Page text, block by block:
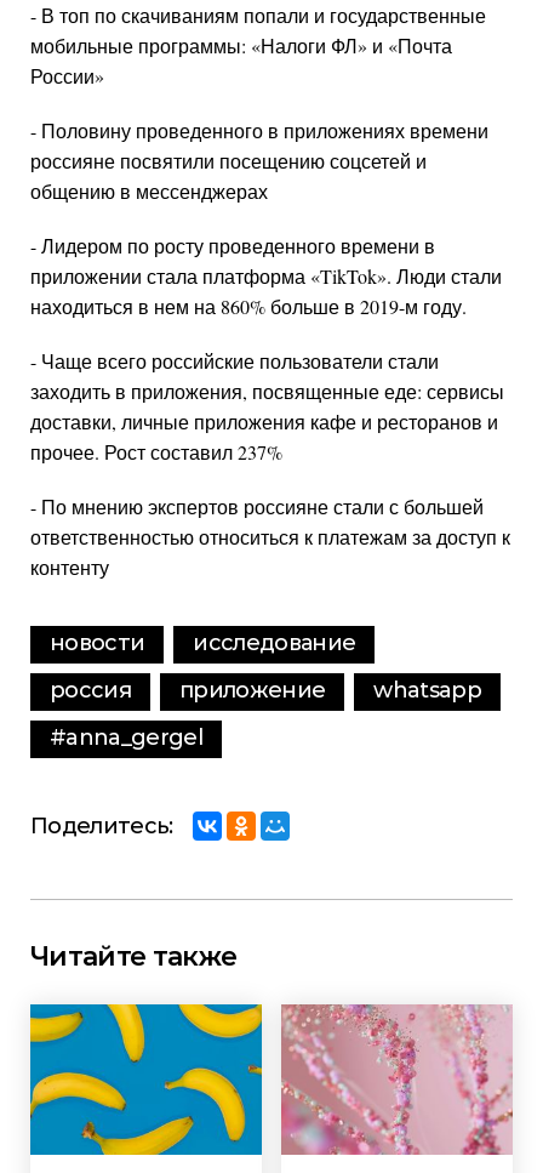
- В топ по скачиваниям попали и государственные
мобильные программы: «Налоги ФЛ» и «Почта
России»
- Половину проведенного в приложениях времени
россияне посвятили посещению соцсетей и
общению в мессенджерах
- Лидером по росту проведенного времени в
приложении стала платформа «TikTok». Люди стали
находиться в нем на 860% больше в 2019-м году.
- Чаще всего российские пользователи стали
заходить в приложения, посвященные еде: сервисы
доставки, личные приложения кафе и ресторанов и
прочее. Рост составил 237%
- По мнению экспертов россияне стали с большей
ответственностью относиться к платежам за доступ к
контенту
новости
исследование
россия
приложение
whatsapp
#anna_gergel
Поделитесь:
Читайте также